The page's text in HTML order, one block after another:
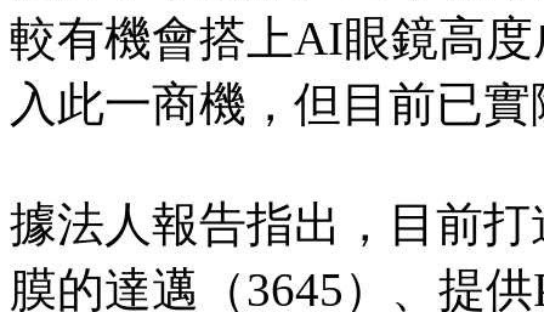
較有機會搭上AI眼鏡高
入此一商機，但目前已
據法人報告指出，目前
膜的達邁（3645）、提